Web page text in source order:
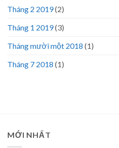
Tháng 2 2019(2)
Tháng 1 2019(3)
Tháng mười một 2018 (1)
Tháng 7 2018 (1)
MỚI NHẤT